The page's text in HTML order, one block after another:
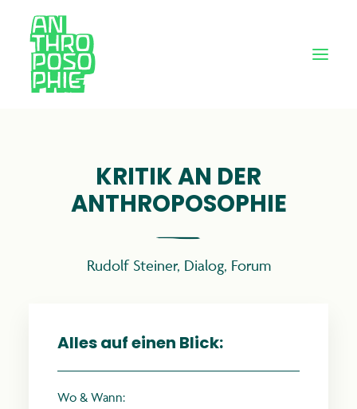
KRITIK AN DER
ANTHROPOSOPHIE
Rudolf Steiner, Dialog, Forum
Alles auf einen Blick:
Wo & Wann: